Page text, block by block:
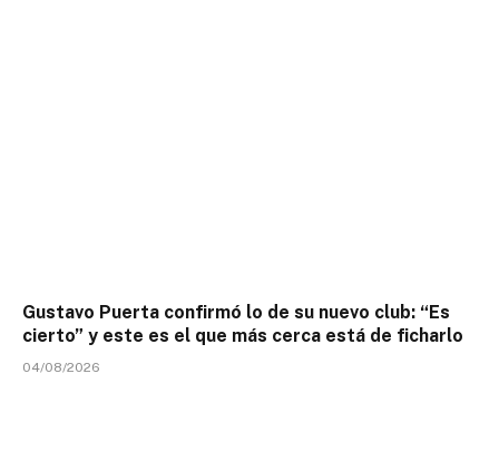
Gustavo Puerta confirmó lo de su nuevo club: “Es
cierto” y este es el que más cerca está de ficharlo
04/08/2026